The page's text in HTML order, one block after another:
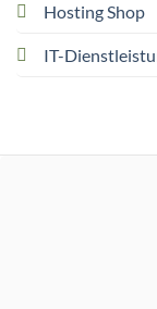
Hosting Shop
IT-